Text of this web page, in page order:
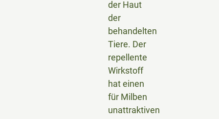
der Haut
der
behandelten
Tiere. Der
repellente
Wirkstoff
hat einen
für Milben
unattraktiven